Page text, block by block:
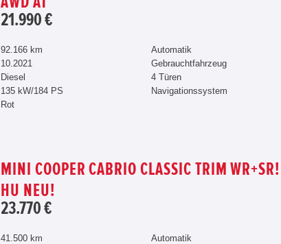
21.990 €
92.166 km
10.2021
Diesel
135 kW/184 PS
Rot
Automatik
Gebrauchtfahrzeug
4 Türen
Navigationssystem
MINI COOPER CABRIO CLASSIC TRIM WR+SR!
HU NEU!
23.770 €
41.500 km
Automatik